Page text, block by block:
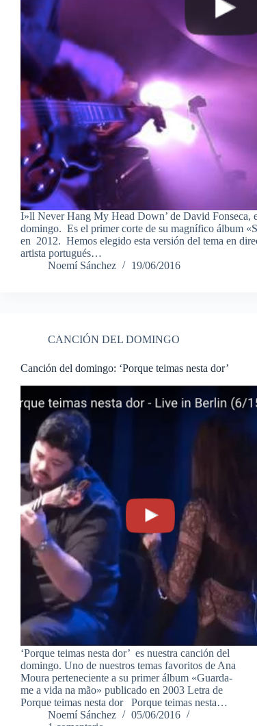
I»ll Never Hang My Head Down’ de David Fonseca,
domingo. Es el primer corte de su magnífico álbum
en 2012. Hemos elegido esta versión del tema en
artista portugués…
Noemí Sánchez
19/06/2016
CANCIÓN DEL DOMINGO
Canción del domingo: ‘Porque teimas nesta dor’
‘Porque teimas nesta dor’ es nuestra canción del
domingo. Uno de nuestros temas favoritos de Ana
Moura perteneciente a su primer álbum «Guarda-
me a vida na mão» publicado en 2003 Letra de
Porque teimas nesta dor Porque teimas nesta…
Noemí Sánchez
05/06/2016